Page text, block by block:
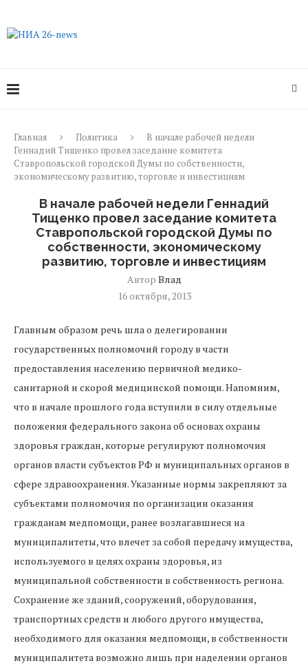
Главная Политика
В начале рабочей недели
Геннадий Тищенко провел заседание комитета
Ставропольской городской Думы по собственности,
экономическому развитию, торговле и инвестициям
В начале рабочей недели Геннадий
Тищенко провел заседание комитета
Ставропольской городской Думы по
собственности, экономическому
развитию, торговле и инвестициям
Автор Влад
16 октября, 2013
Главным образом речь шла о делегировании
государственных полномочий городу в части
предоставления населению первичной медико-
санитарной и скорой медицинской помощи. Напомним,
что в начале прошлого года вступили в силу отдельные
положения федерального закона об основах охраны
здоровья граждан, которые регулируют полномочия
органов власти субъектов РФ и муниципальных органов в
сфере здравоохранения. Указанные нормы закрепляют за
субъектами полномочия по организации оказания
гражданам медпомощи, ранее возлагавшиеся на
муниципалитеты, что влечет за собой передачу имущества,
используемого в целях охраны здоровья, из
муниципальной собственности в собственность региона.
Сохранение же зданий, сооружений, оборудования,
транспортных средств и любого другого имущества,
необходимого для оказания медпомощи, в собственности
муниципалитета возможно лишь при наделении органов